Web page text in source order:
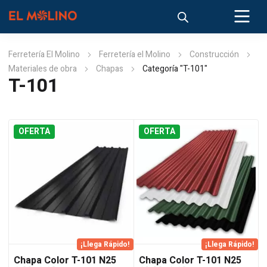
Ferretería El Molino Ferretería el Molino
Construcción
Materiales de obra
Chapas Categoría "T-101"
T-101
OFERTA
¡Llega Rápido!
Chapa Color T-101 N25
OFERTA
¡Llega Rápido!
Chapa Color T-101 N25